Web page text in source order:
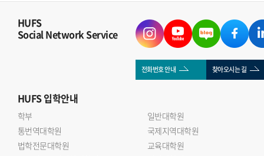
HUFS
Social Network Service
전화번호 안내 찾아오시는 길
HUFS입학안내
학부
일반대학원
통번역대학원
국제지역대학원
법학전문대학원
교육대학원